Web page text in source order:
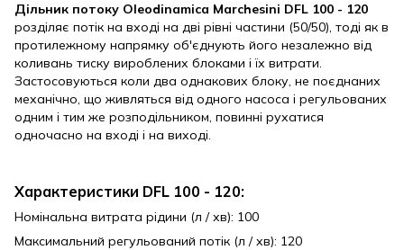
Дільник потоку Oleodinamica Marchesini DFL 100 - 120
розділяє потік на вході на дві рівні частини (50/50), тоді як в
протилежному напрямку об'єднують його незалежно від
коливань тиску вироблених блоками і їх витрати.
Застосовуються коли два однакових блоку, не поєднаних
механічно, що живляться від одного насоса і регульованих
одним і тим же розподільником, повинні рухатися
одночасно на вході і на виході.
Характеристики DFL 100 - 120:
Номінальна витрата рідини (л / хв): 100
Максимальний регульований потік (л / хв): 120